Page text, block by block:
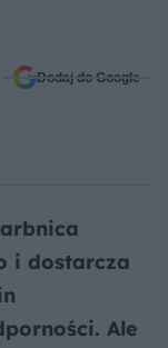
Dodaj do Google
i dostarcza
Ale